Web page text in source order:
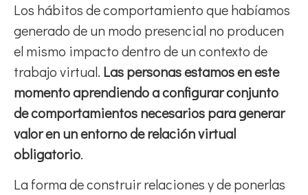
Los hábitos de comportamiento que habíamos
generado de un modo presencial no producen
el mismo impacto dentro de un contexto de
trabajo virtual. Las personas estamos en este
momento aprendiendo a configurar conjunto
de comportamientos necesarios para generar
valor en un entorno de relación virtual
obligatorio.
La forma de construir relaciones y de ponerlas